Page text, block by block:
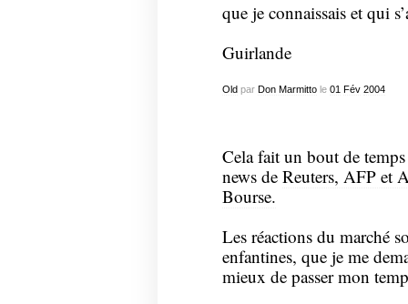
que je connaissais et qui
Guirlande
Oldpar Don Marmittole 01 Fév 2004
Cela fait un bout de
news de Reuters, AFP et
Bourse.
Les réactions du marché
enfantines, que je me
mieux de passer mon